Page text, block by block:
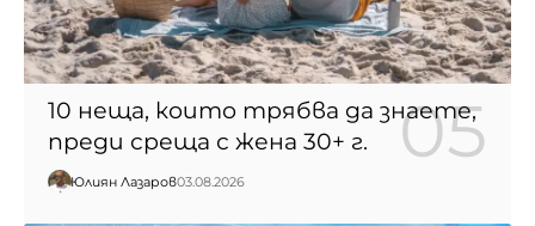
10 неща, които трябва да знаете,
преди среща с жена 30+ г.
Юлиян Лазаров03.08.2026